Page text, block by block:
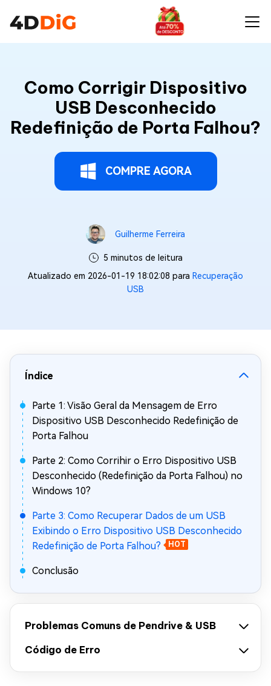
Como Corrigir Dispositivo
USB Desconhecido
Redefinição de Porta Falhou?
COMPRE AGORA
Guilherme Ferreira
5 minutos de leitura
Atualizado em 2026-01-19 18:02:08 para Recuperação
USB
Índice
Parte 1: Visão Geral da Mensagem de Erro
Dispositivo USB Desconhecido Redefinição de
Porta Falhou
Parte 2: Como Corrihir o Erro Dispositivo USB
Desconhecido (Redefinição da Porta Falhou) no
Windows 10?
Parte 3: Como Recuperar Dados de um USB
Exibindo o Erro Dispositivo USB Desconhecido
Redefinição de Porta Falhou?
HOT
Conclusão
Problemas Comuns de Pendrive & USB
Código de Erro